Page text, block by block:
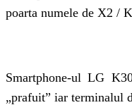
poarta numele de X2 /
Smartphone-ul LG
„prafuit” iar terminalul